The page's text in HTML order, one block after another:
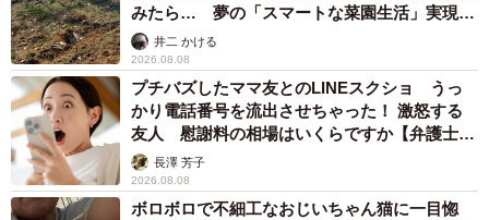
みたら… 夢の「スマートな菜園生活」実現な
るか井二 かける
2026.08.08
プチバズしたママ友とのLINEスクショ うっ
かり電話番号を流出させちゃった！ 激怒する
友人 慰謝料の相場はいくらですか【弁護士が
解説】長澤 芳子
2026.08.08
ボロボロで不細工なおじいちゃん猫に一目惚